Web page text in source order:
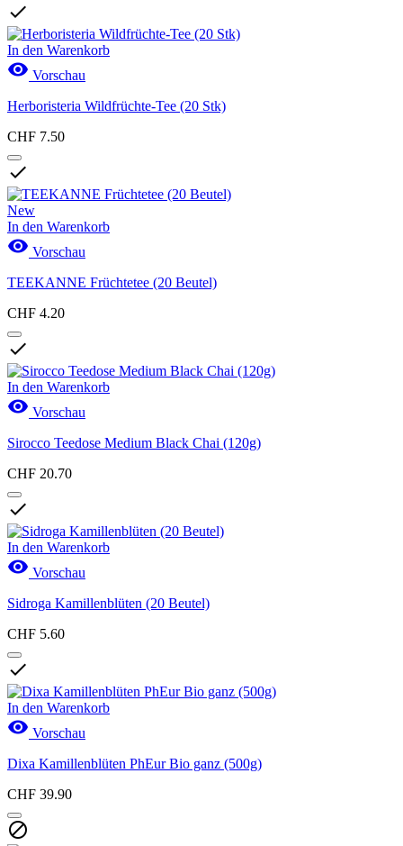

In den Warenkorb
 Vorschau
Herboristeria Wildfrüchte-Tee (20 Stk)
CHF 7.50

New
In den Warenkorb
 Vorschau
TEEKANNE Früchtetee (20 Beutel)
CHF 4.20

In den Warenkorb
 Vorschau
Sirocco Teedose Medium Black Chai (120g)
CHF 20.70

In den Warenkorb
 Vorschau
Sidroga Kamillenblüten (20 Beutel)
CHF 5.60

In den Warenkorb
 Vorschau
Dixa Kamillenblüten PhEur Bio ganz (500g)
CHF 39.90
